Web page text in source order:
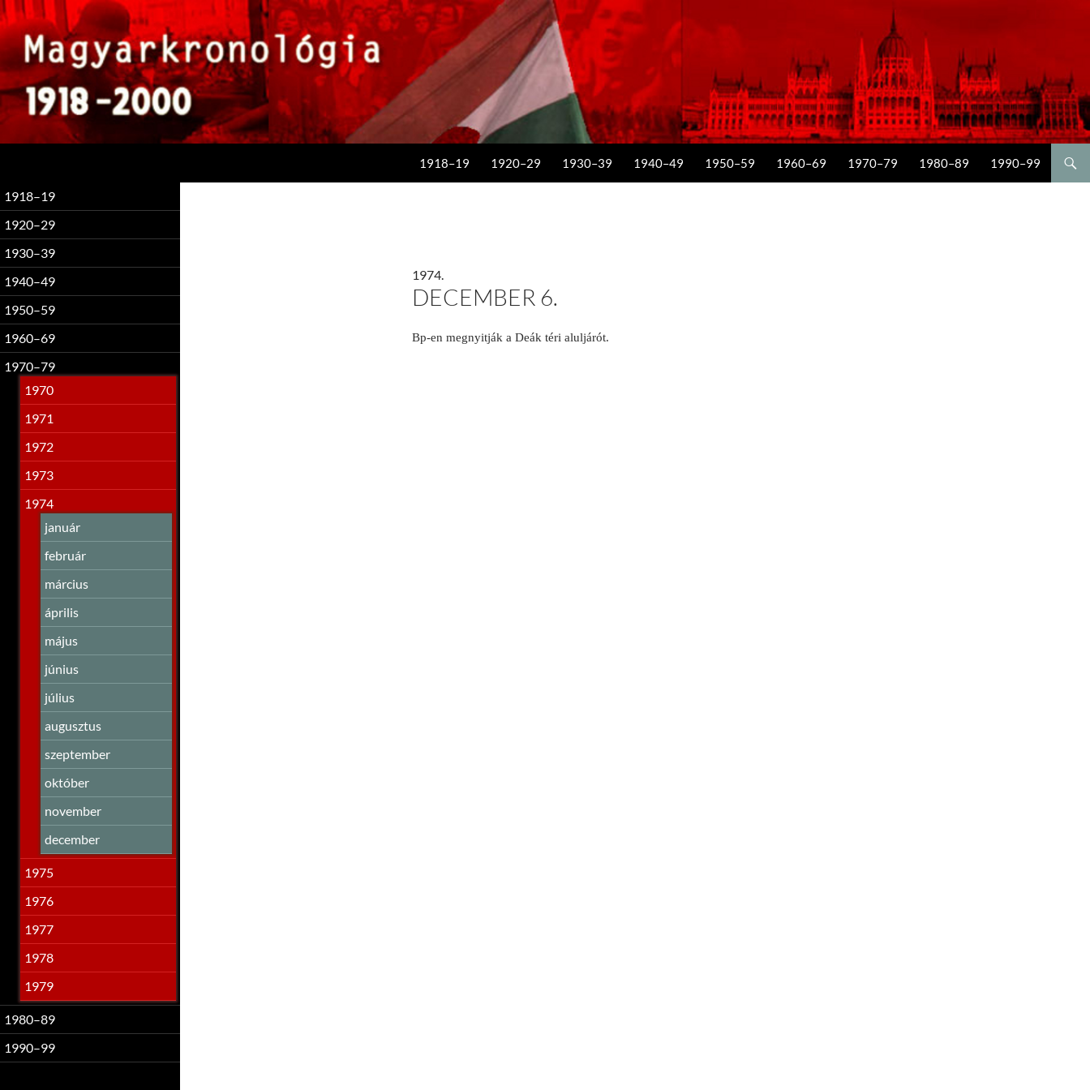
1918–19 1920–29 1930–39 1940–49 1950–59 1960–69 1970–79 1980–89 1990–99
1974.
DECEMBER 6.
Bp-en megnyitják a Deák téri aluljárót.
1918–19
1920–29
1930–39
1940–49
1950–59
1960–69
1970–79
1970
1971
1972
1973
1974
január
február
március
április
május
június
július
augusztus
szeptember
október
november
december
1975
1976
1977
1978
1979
1980–89
1990–99